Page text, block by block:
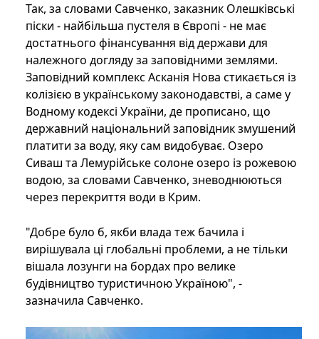
Так, за словами Савченко, заказник Олешківські
піски - найбільша пустеля в Європі - не має
достатнього фінансування від держави для
належного догляду за заповідними землями.
Заповідний комплекс Асканія Нова стикається із
колізією в українському законодавстві, а саме у
Водному кодексі України, де прописано, що
державний національний заповідник змушений
платити за воду, яку сам видобуває. Озеро
Сиваш та Лемурійське солоне озеро із рожевою
водою, за словами Савченко, зневоднюються
через перекриття води в Крим.
"Добре було б, якби влада теж бачила і
вирішувала ці глобальні проблеми, а не тільки
вішала лозунги на бордах про велике
будівництво туристичною Україною", -
зазначила Савченко.